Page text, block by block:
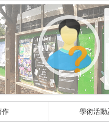
作 學術活動